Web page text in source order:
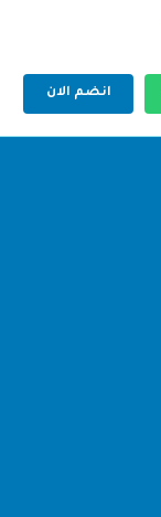
انضم الان